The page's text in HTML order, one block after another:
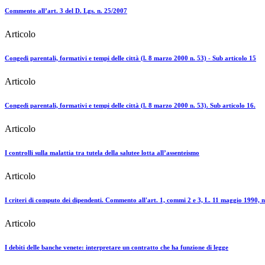
Commento all’art. 3 del D. Lgs. n. 25/2007
Articolo
Congedi parentali, formativi e tempi delle città (l. 8 marzo 2000 n. 53) - Sub articolo 15
Articolo
Congedi parentali, formativi e tempi delle città (l. 8 marzo 2000 n. 53). Sub articolo 16.
Articolo
I controlli sulla malattia tra tutela della salutee lotta all’assenteismo
Articolo
I criteri di computo dei dipendenti. Commento all'art. 1, commi 2 e 3, L. 11 maggio 1990,
Articolo
I debiti delle banche venete: interpretare un contratto che ha funzione di legge